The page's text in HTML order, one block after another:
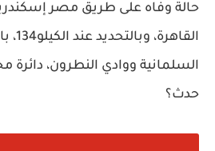
حالة وفاه على طريق مصر
السلمانية ووادي النطرون، دائرة
حدث؟